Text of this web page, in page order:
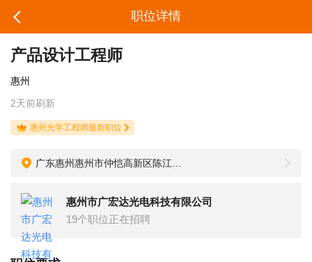
职位详情
产品设计工程师
惠州
2天前刷新
惠州光学工程师最新职位
惠州市广宏达光电科技有限公司
19个职位正在招聘